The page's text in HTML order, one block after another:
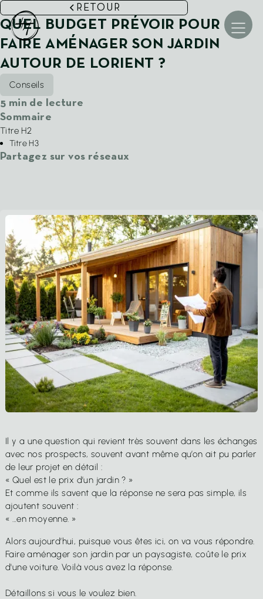
Accueil
La maison Mignon
Nos jardins
Accompagnement et Études
Aménagements paysagers
Pépinière et Équipements
Contact et Devis
COMMENT SE PROTÉGER DU VIS-À-VIS DANS SON
JARDIN ? 3 SOLUTIONS NATURELLES ET ESTHÉTIQUES
EN SAVOIR PLUS
★★★★★
4.8/5
45 avis certifiés
4.7/5
95 avis
Ouvert du Lundi au Samedi
De 8h30 à 12h00 et de 13h30 à 18h00
Locguénolé - 56700 KERVIGNAC
© 2026 Henri Mignon - Réalisation David Mourré
RETOUR
QUEL BUDGET PRÉVOIR POUR
FAIRE AMÉNAGER SON JARDIN
AUTOUR DE LORIENT ?
Conseils
5 min de lecture
Sommaire
Titre H2
Titre H3
Partagez sur vos réseaux
Il y a une question qui revient très souvent dans les échanges
avec nos prospects, souvent avant même qu’on ait pu parler
de leur projet en détail :
« Quel est le prix d’un jardin ? »
Et comme ils savent que la réponse ne sera pas simple, ils
ajoutent souvent :
« …en moyenne. »
Alors aujourd’hui, puisque vous êtes ici, on va vous répondre.
Faire aménager son jardin par un paysagiste, coûte le prix
d'une voiture. Voilà vous avez la réponse.
Détaillons si vous le voulez bien.